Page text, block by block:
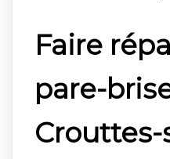
Faire
pare-